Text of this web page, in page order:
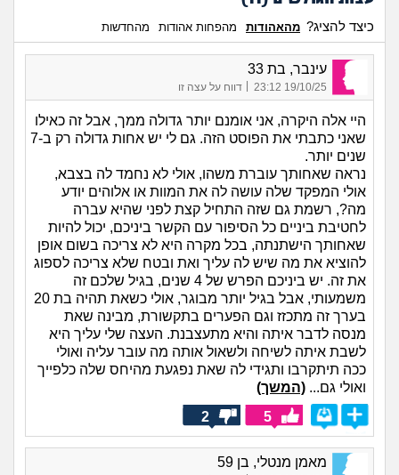
כיצד להציג? מהאהודות מהפחות אהודות מהחדשות
עינבר, בת 33
19/10/25 23:12
| דווח על עצה זו
היי אלה היקרה, אני אומנם יותר גדולה ממך, אבל זה כאילו
שאני כתבתי את הפוסט הזה. גם לי יש אחות גדולה רק ב-7
שנים יותר.
נראה שאחותך עוברת משהו, אולי לא נחמד לה בצבא,
אולי המפקד שלה עושה לה את המוות או אלוהים יודע
מה?, רשמת גם שזה התחיל קצת לפני שהיא עברה
לחטיבת ביניים כל הסיפור עם הקשר ביניכם, יכול להיות
שאחותך הישתנתה, בכל מקרה היא לא צריכה בשום אופן
להוציא את מה שיש לה עליך ואת ובטח שלא צריכה לספוג
את זה. יש ביניכם הפרש של 4 שנים, בגיל שלכם זה
משמעותי, אבל בגיל יותר מבוגר, אולי כשאת תהיה בת 20
בערך זה מתכזז וגם הפערים בתקשורת, מבינה שאת
מנסה לדבר איתה והיא מתעצבנת. העצה שלי עליך היא
לשבת איתה לשיחה ולשאול אותה מה עובר עליה ואולי
ככה תיתקרבו ותגידי לה שאת נפגעת מהיחס שלה כלפייך
ואולי גם... (המשך)
5
2
מאמן מנטלי, בן 59